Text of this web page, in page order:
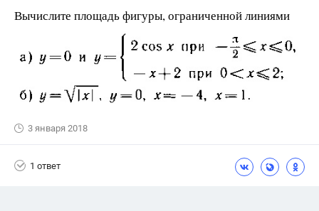
Вычислите площадь фигуры, ограниченной линиями
3 января 2018
1 ответ